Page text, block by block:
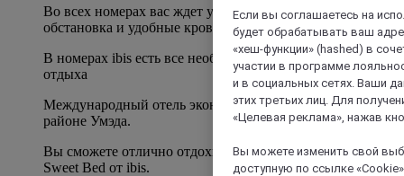
Во всех номерах вас ждет уютная современная
обстановка и удобные кровати.
В номерах ibis есть все необходимое для комфортного
отдыха
Международный отель эконом-класса расположен в
районе Умэда.
Вы сможете отлично отдохнуть и выспаться в кровати
Sweet Bed от ibis.
Если вы соглашаетесь на
будет обрабатывать ваш
«хеш-функции» (hashed) в
участии в программе
и в социальных сетях. Ваши
этих третьих лиц. Для
«Целевая реклама», нажав
Вы можете изменить свой
доступную по ссылке